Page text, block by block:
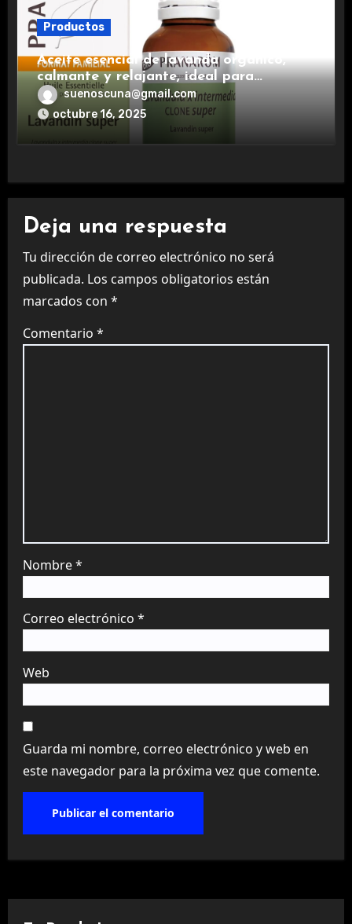
Productos
Aceite esencial de lavanda orgánico,
calmante y relajante, ideal para
aromaterapia.
suenoscuna@gmail.com
octubre 16, 2025
Deja una respuesta
Tu dirección de correo electrónico no será
publicada. Los campos obligatorios están
marcados con *
Comentario *
Nombre*
Correo electrónico *
Web
Guarda mi nombre, correo electrónico y web en
este navegador para la próxima vez que comente.